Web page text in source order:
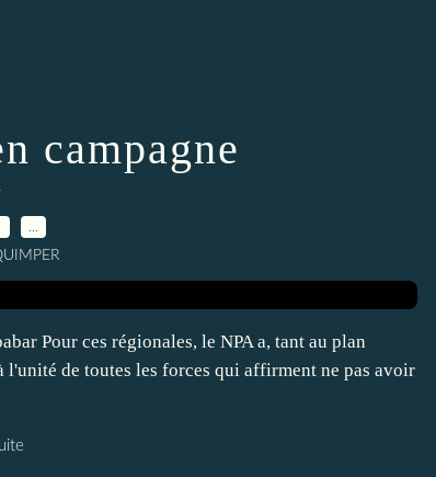
campagne
Pour ces régionales, le NPA a, tant au plan
de toutes les forces qui affirment ne pas avoir